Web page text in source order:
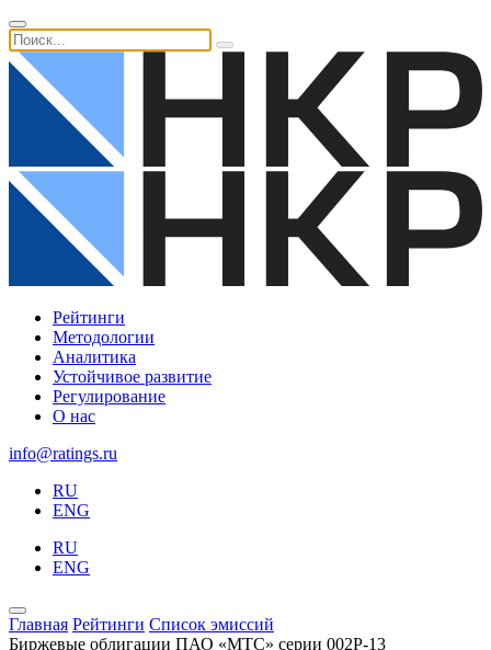
Рейтинги
Методологии
Аналитика
Устойчивое развитие
Регулирование
О нас
info@ratings.ru
RU
ENG
RU
ENG
Главная Рейтинги Список эмиссий
Биржевые облигации ПАО «МТС» серии 002P-13